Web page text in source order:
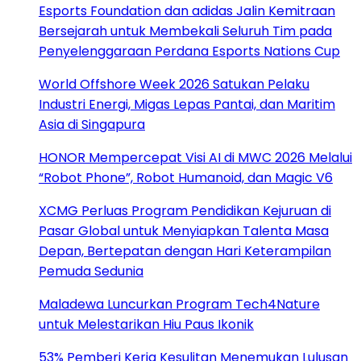
Esports Foundation dan adidas Jalin Kemitraan
Bersejarah untuk Membekali Seluruh Tim pada
Penyelenggaraan Perdana Esports Nations Cup
World Offshore Week 2026 Satukan Pelaku
Industri Energi, Migas Lepas Pantai, dan Maritim
Asia di Singapura
HONOR Mempercepat Visi AI di MWC 2026 Melalui
“Robot Phone”, Robot Humanoid, dan Magic V6
XCMG Perluas Program Pendidikan Kejuruan di
Pasar Global untuk Menyiapkan Talenta Masa
Depan, Bertepatan dengan Hari Keterampilan
Pemuda Sedunia
Maladewa Luncurkan Program Tech4Nature
untuk Melestarikan Hiu Paus Ikonik
53% Pemberi Kerja Kesulitan Menemukan Lulusan